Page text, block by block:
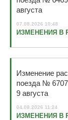
августа
07.08.2026 10:48
ИЗМЕНЕНИЯ В
Изменение
поезда №
9 августа
04.08.2026 11:24
ИЗМЕНЕНИЯ В